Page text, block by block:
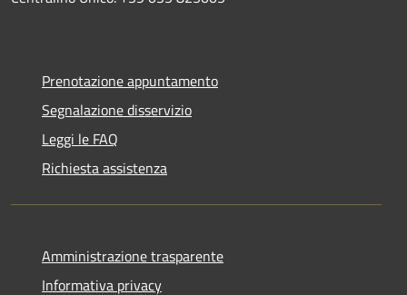
Prenotazione appuntamento
Segnalazione disservizio
Leggi le FAQ
Richiesta assistenza
Amministrazione trasparente
Informativa privacy